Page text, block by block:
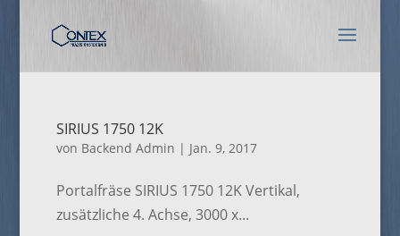
SIRIUS 1750 12K
von Backend Admin | Jan. 9, 2017
Portalfräse SIRIUS 1750 12K Vertikal,
zusätzliche 4. Achse, 3000 x...